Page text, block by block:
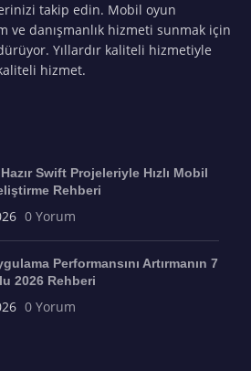
takip edin. Mobil oyun
ve danışmanlık hizmeti sunmak için
Yıllardır kaliteli hizmetiyle
hizmet.
Swift Projeleriyle Hızlı Mobil
Rehberi
0 Yorum
Performansını Artırmanın 7
2026 Rehberi
0 Yorum